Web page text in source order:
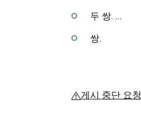
두 쌍. …
쌍.
게시 중단 요청